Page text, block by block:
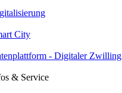
City
- Digitaler Zwilling
& Service